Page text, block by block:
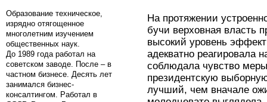
Образование техническое,
изрядно отягощенное
многолетним изучением
общественных наук.
До 1989 года работал на
советском заводе. После – в
частном бизнесе. Десять лет
занимался бизнес-
консалтингом. Работал в
На протяжении
бучи верховная власть
высокий уровень
адекватно реагировала
соблюдала чувство
президентскую
лучший, чем вначале